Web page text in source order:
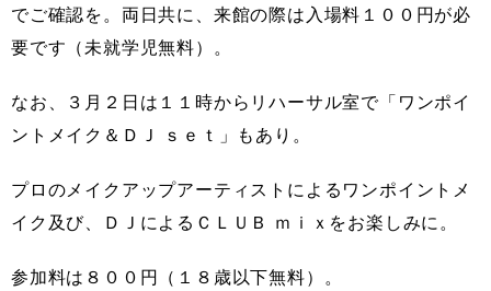
でご確認を。両日共に、来館の際は入場料１００円が必
要です（未就学児無料）。
なお、３月２日は１１時からリハーサル室で「ワンポイ
ントメイク＆ＤＪ ｓｅｔ」もあり。
プロのメイクアップアーティストによるワンポイントメ
イク及び、ＤＪによるＣＬＵＢ ｍｉｘをお楽しみに。
参加料は８００円（１８歳以下無料）。